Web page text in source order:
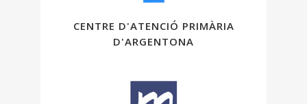
CENTRE D'ATENCIÓ PRIMÀRIA
D'ARGENTONA